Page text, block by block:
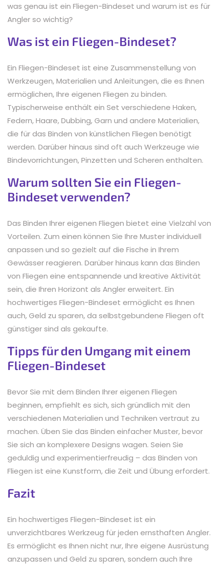
was genau ist ein Fliegen-Bindeset und warum ist es für
Angler so wichtig?
Was ist ein Fliegen-Bindeset?
Ein Fliegen-Bindeset ist eine Zusammenstellung von
Werkzeugen, Materialien und Anleitungen, die es Ihnen
ermöglichen, Ihre eigenen Fliegen zu binden.
Typischerweise enthält ein Set verschiedene Haken,
Federn, Haare, Dubbing, Garn und andere Materialien,
die für das Binden von künstlichen Fliegen benötigt
werden. Darüber hinaus sind oft auch Werkzeuge wie
Bindevorrichtungen, Pinzetten und Scheren enthalten.
Warum sollten Sie ein Fliegen-
Bindeset verwenden?
Das Binden Ihrer eigenen Fliegen bietet eine Vielzahl von
Vorteilen. Zum einen können Sie Ihre Muster individuell
anpassen und so gezielt auf die Fische in Ihrem
Gewässer reagieren. Darüber hinaus kann das Binden
von Fliegen eine entspannende und kreative Aktivität
sein, die Ihren Horizont als Angler erweitert. Ein
hochwertiges Fliegen-Bindeset ermöglicht es Ihnen
auch, Geld zu sparen, da selbstgebundene Fliegen oft
günstiger sind als gekaufte.
Tipps für den Umgang mit einem
Fliegen-Bindeset
Bevor Sie mit dem Binden Ihrer eigenen Fliegen
beginnen, empfiehlt es sich, sich gründlich mit den
verschiedenen Materialien und Techniken vertraut zu
machen. Üben Sie das Binden einfacher Muster, bevor
Sie sich an komplexere Designs wagen. Seien Sie
geduldig und experimentierfreudig – das Binden von
Fliegen ist eine Kunstform, die Zeit und Übung erfordert.
Fazit
Ein hochwertiges Fliegen-Bindeset ist ein
unverzichtbares Werkzeug für jeden ernsthaften Angler.
Es ermöglicht es Ihnen nicht nur, Ihre eigene Ausrüstung
anzupassen und Geld zu sparen, sondern auch Ihre